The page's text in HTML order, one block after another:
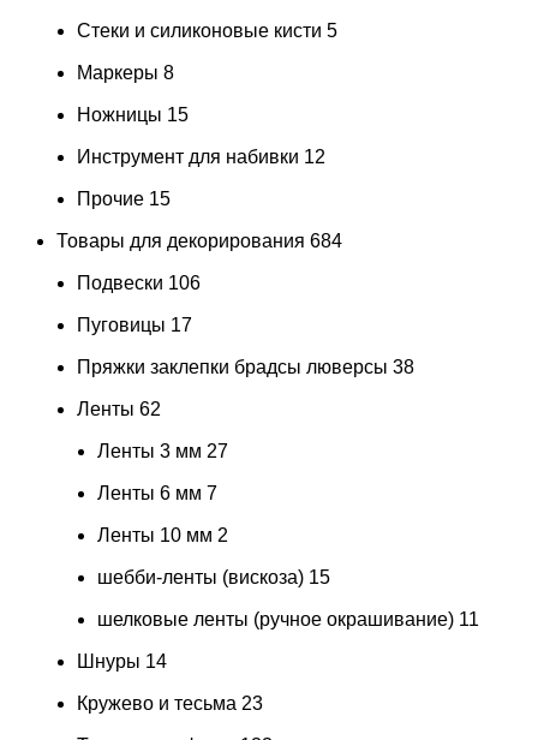
Стеки и силиконовые кисти 5
Маркеры 8
Ножницы 15
Инструмент для набивки 12
Прочие 15
Товары для декорирования 684
Подвески 106
Пуговицы 17
Пряжки заклепки брадсы люверсы 38
Ленты 62
Ленты 3 мм 27
Ленты 6 мм 7
Ленты 10 мм 2
шебби-ленты (вискоза) 15
шелковые ленты (ручное окрашивание) 11
Шнуры 14
Кружево и тесьма 23